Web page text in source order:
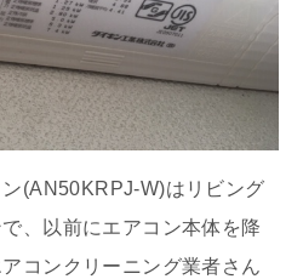
(AN50KRPJ-W)はリビング
、以前にエアコン本体を降
コンクリーニング業者さん